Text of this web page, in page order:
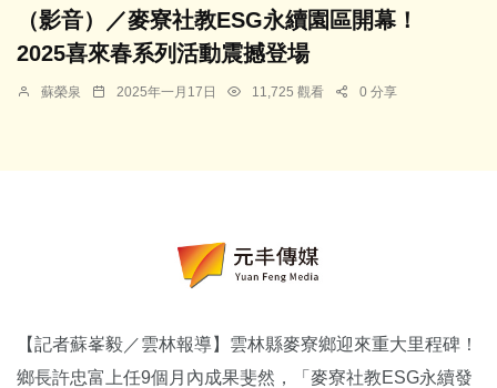
（影音）／麥寮社教ESG永續園區開幕！
2025喜來春系列活動震撼登場
蘇榮泉 2025年一月17日 11,725 觀看 0 分享
【記者蘇峯毅／雲林報導】雲林縣麥寮鄉迎來重大里程碑！
鄉長許忠富上任9個月內成果斐然，「麥寮社教ESG永續發